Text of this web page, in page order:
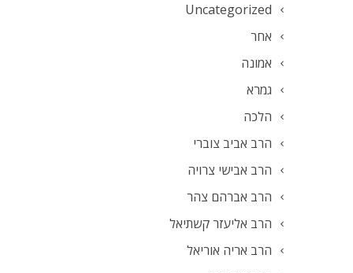
Uncategorized
אחר
אמונה
גמרא
הלכה
הרב אביב צוברי
הרב אבישי צרויה
הרב אברהם צהר
הרב אליעזר קשתיאל
הרב אריה אוריאל